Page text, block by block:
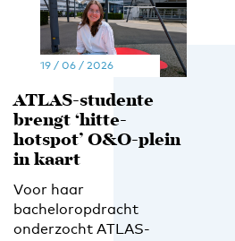
19 / 06 / 2026
ATLAS-studente
brengt ‘hitte-
hotspot’ O&O-plein
in kaart
Voor haar
bacheloropdracht
onderzocht ATLAS-